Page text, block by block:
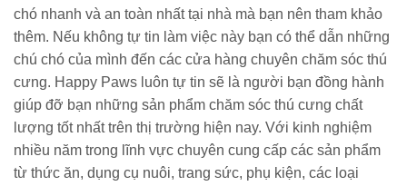
chó nhanh và an toàn nhất tại nhà mà bạn nên tham khảo
thêm. Nếu không tự tin làm việc này bạn có thể dẫn những
chú chó của mình đến các cửa hàng chuyên chăm sóc thú
cưng. Happy Paws luôn tự tin sẽ là người bạn đồng hành
giúp đỡ bạn những sản phẩm chăm sóc thú cưng chất
lượng tốt nhất trên thị trường hiện nay. Với kinh nghiệm
nhiều năm trong lĩnh vực chuyên cung cấp các sản phẩm
từ thức ăn, dụng cụ nuôi, trang sức, phụ kiện, các loại